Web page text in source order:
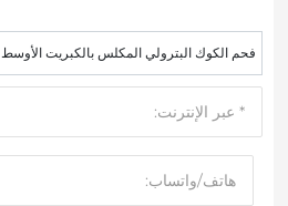
فحم الكوك البترولي المكلس بالكبريت الأوسط